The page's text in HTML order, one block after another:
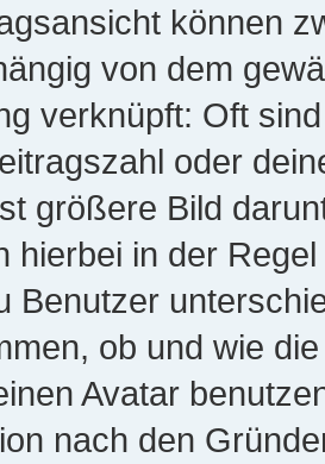
können
von dem
verknüpft: Oft
oder
größere Bild
hierbei in der
Benutzer
ob und wie
Avatar
nach den